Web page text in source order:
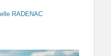
RADENAC